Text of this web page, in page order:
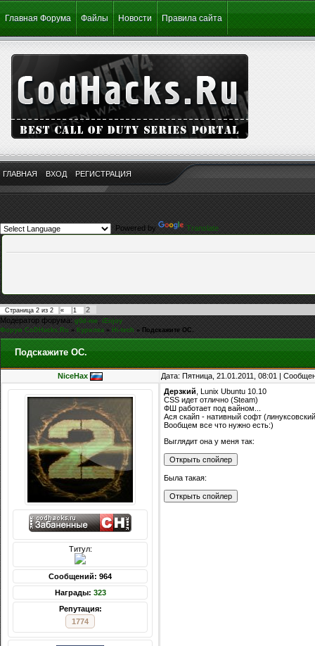
Главная Форума Файлы Новости Правила сайта
ГЛАВНАЯ ВХОД РЕГИСТРАЦИЯ
Powered by Translate
Страница 2 из 2 « 1
2
Модератор форума:g0d-me,iEnjoy
Форум CoDHacks.Ru » Курилка » Hi-tech » Подскажите ОС.
Подскажите ОС.
NiceHax Дата: Пятница, 21.01.2011, 08:01 |
Титул:
Сообщений: 964
Награды: 323
Репутация:
1774
Дерзкий , Lunix Ubuntu 10.10
CSS идет отлично (Steam)
ФШ работает под вайном...
Ася скайп - нативный софт
Вообщем все что нужно есть:)
Выглядит она у меня так:
Была такая: